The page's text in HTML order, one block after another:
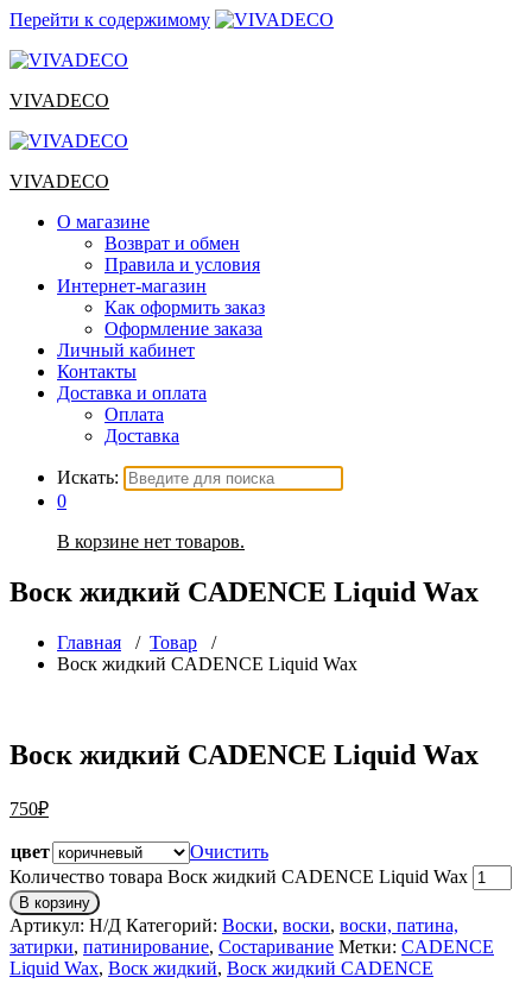
Перейти к содержимому
VIVADECO
VIVADECO
О магазине
Возврат и обмен
Правила и условия
Интернет-магазин
Как оформить заказ
Оформление заказа
Личный кабинет
Контакты
Доставка и оплата
Оплата
Доставка
Искать:
0
В корзине нет товаров.
Воск жидкий CADENCE Liquid Wax
Главная / Товар /
Воск жидкий CADENCE Liquid Wax
Воск жидкий CADENCE Liquid Wax
750₽
цвет
Очистить
Количество товара Воск жидкий CADENCE Liquid Wax
В корзину
Артикул: Н/Д Категорий: Воски, воски, воски, патина,
затирки, патинирование, Состаривание Метки: CADENCE
Liquid Wax, Воск жидкий, Воск жидкий CADENCE